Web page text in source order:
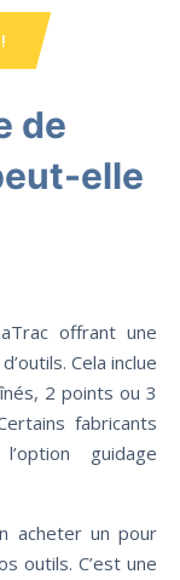
de
elle
offrant une
Cela inclue
2 points ou 3
fabricants
guidage
acheter un pour
outils. C’est une